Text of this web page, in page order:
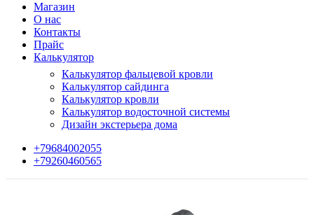
Магазин
О нас
Контакты
Прайс
Калькулятор
Калькулятор фальцевой кровли
Калькулятор сайдинга
Калькулятор кровли
Калькулятор водосточной системы
Дизайн экстерьера дома
+79684002055
+79260460565